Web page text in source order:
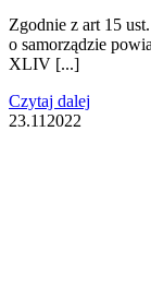
Zgodnie z art 15
o samorządzie
XLIV [...]
Czytaj dalej
23.11 2022